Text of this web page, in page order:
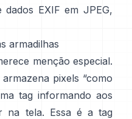
dados EXIF em JPEG,
armadilhas
menção especial.
pixels “como
tag informando aos
na tela. Essa é a tag